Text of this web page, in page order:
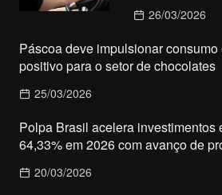
26/03/2026
Páscoa deve impulsionar
positivo para o setor de chocolates
25/03/2026
Polpa Brasil acelera investimentos
64,33% em 2026 com avanço de
20/03/2026